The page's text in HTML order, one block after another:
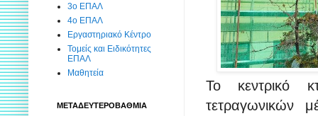
Το κεντρικό
τετραγωνικών
3ο ΕΠΑΛ
4ο ΕΠΑΛ
Εργαστηριακό Κέντρο
Τομείς και Ειδικότητες
ΕΠΑΛ
Μαθητεία
ΜΕΤΑΔΕΥΤΕΡΟΒΑΘΜΙΑ